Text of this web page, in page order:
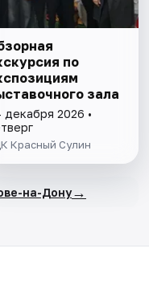
по
зала
декабря 2026 •
Красный Сулин
на-Дону→